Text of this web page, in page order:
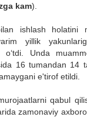
kam).
ishlash holatini
yillik
o‘tdi. Unda
16 tumandan 14
e'tirof etildi.
qabul
zamonaviy